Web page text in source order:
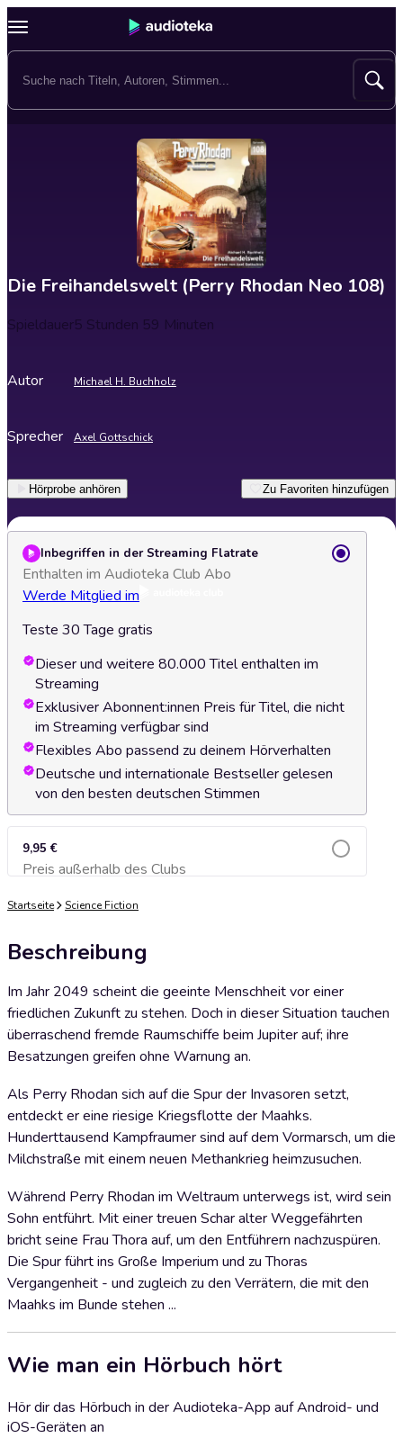
Die Freihandelswelt (Perry Rhodan Neo 108)
Spieldauer5 Stunden 59 Minuten
Autor Michael H. Buchholz
Sprecher Axel Gottschick
Hörprobe anhören Zu Favoriten hinzufügen
Inbegriffen in der Streaming Flatrate
Enthalten im Audioteka Club Abo
Werde Mitglied im
Teste 30 Tage gratis
Dieser und weitere 80.000 Titel enthalten im
Streaming
Exklusiver Abonnent:innen Preis für Titel, die nicht
im Streaming verfügbar sind
Flexibles Abo passend zu deinem Hörverhalten
Deutsche und internationale Bestseller gelesen
von den besten deutschen Stimmen
9,95 €
Preis außerhalb des ClubsZum Warenkorb hinzufügen
Startseite Science Fiction
Beschreibung
Im Jahr 2049 scheint die geeinte Menschheit vor einer
friedlichen Zukunft zu stehen. Doch in dieser Situation tauchen
überraschend fremde Raumschiffe beim Jupiter auf; ihre
Besatzungen greifen ohne Warnung an.
Als Perry Rhodan sich auf die Spur der Invasoren setzt,
entdeckt er eine riesige Kriegsflotte der Maahks.
Hunderttausend Kampfraumer sind auf dem Vormarsch, um die
Milchstraße mit einem neuen Methankrieg heimzusuchen.
Während Perry Rhodan im Weltraum unterwegs ist, wird sein
Sohn entführt. Mit einer treuen Schar alter Weggefährten
bricht seine Frau Thora auf, um den Entführern nachzuspüren.
Die Spur führt ins Große Imperium und zu Thoras
Vergangenheit - und zugleich zu den Verrätern, die mit den
Maahks im Bunde stehen ...
Wie man ein Hörbuch hört
Hör dir das Hörbuch in der Audioteka-App auf Android- und
iOS-Geräten an